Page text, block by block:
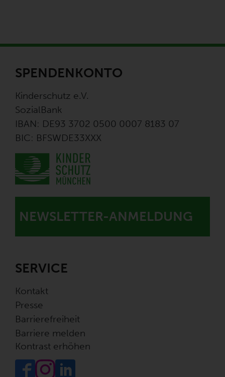
SPENDENKONTO
Kinderschutz e.V.
SozialBank
IBAN: DE93 3702 0500 0007 8183 07
BIC: BFSWDE33XXX
NEWSLETTER-ANMELDUNG
SERVICE
Kontakt
Presse
Barrierefreiheit
Barriere melden
Kontrast erhöhen